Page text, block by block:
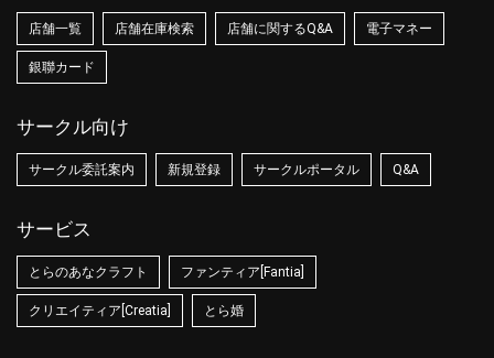
店舗一覧 店舗在庫検索 店舗に関するQ&A 電子マネー
銀聯カード
サークル向け
サークル委託案内 新規登録 サークルポータル Q&A
サービス
とらのあなクラフト ファンティア[Fantia]
クリエイティア[Creatia] とら婚